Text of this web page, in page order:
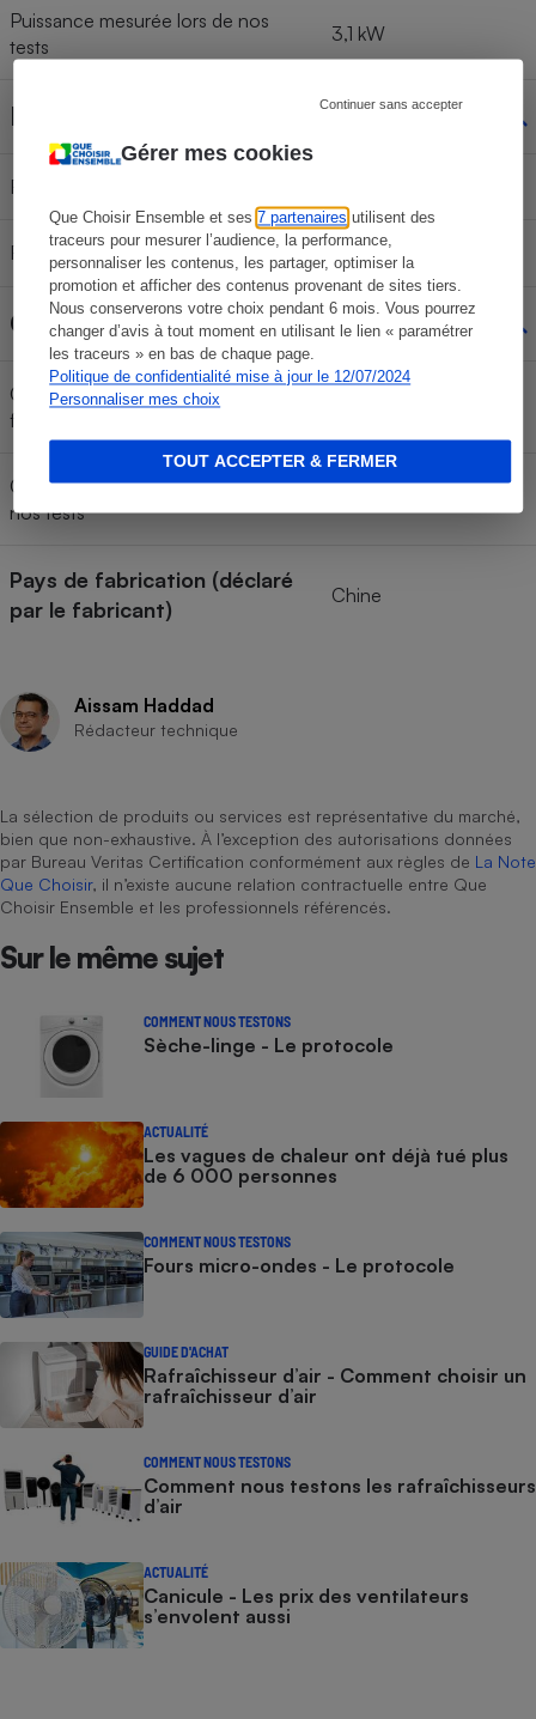
Gérer mes cookies
Que Choisir Ensemble et ses7 partenaires utilisent des
traceurs pour mesurer l’audience, la performance,
personnaliser les contenus, les partager, optimiser la
promotion et afficher des contenus provenant de sites tiers.
Nous conserverons votre choix pendant 6 mois. Vous pourrez
changer d’avis à tout moment en utilisant le lien « paramétrer
les traceurs » en bas de chaque page.
Politique de confidentialité mise à jour le 12/07/2024
Personnaliser mes choix
Continuer sans accepter
TOUT ACCEPTER & FERMER
Puissance mesurée lors de nos
tests
3,1 kW
Flux d'air dirigé
Fonction swing auto
Réglage manuel Non
Classe énergétique
Classe énergétique déclarée par le
fabricant
Classe énergétique mesurée lors de
nos tests
Pays de fabrication (déclaré
par le fabricant)
Chine
Aissam Haddad
Rédacteur technique
La sélection de produits ou services est représentative du marché,
bien que non-exhaustive. À l’exception des autorisations données
par Bureau Veritas Certification conformément aux règles de La Note
Que Choisir, il n’existe aucune relation contractuelle entre Que
Choisir Ensemble et les professionnels référencés.
Sur le même sujet
COMMENT NOUS TESTONS
Sèche-linge - Le protocole
ACTUALITÉ
Les vagues de chaleur ont déjà tué plus
de 6 000 personnes
COMMENT NOUS TESTONS
Fours micro-ondes - Le protocole
GUIDE D'ACHAT
Rafraîchisseur d’air - Comment choisir un
rafraîchisseur d’air
COMMENT NOUS TESTONS
Comment nous testons les rafraîchisseurs
d’air
ACTUALITÉ
Canicule - Les prix des ventilateurs
s’envolent aussi